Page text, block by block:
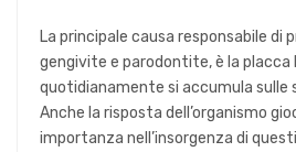
La principale causa responsabile di
gengivite e parodontite, è la
quotidianamente si accumula sulle
Anche la risposta dell’organismo
importanza nell’insorgenza di